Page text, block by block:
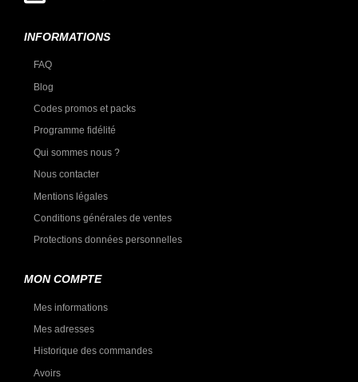
INFORMATIONS
FAQ
Blog
Codes promos et packs
Programme fidélité
Qui sommes nous ?
Nous contacter
Mentions légales
Conditions générales de ventes
Protections données personnelles
MON COMPTE
Mes informations
Mes adresses
Historique des commandes
Avoirs